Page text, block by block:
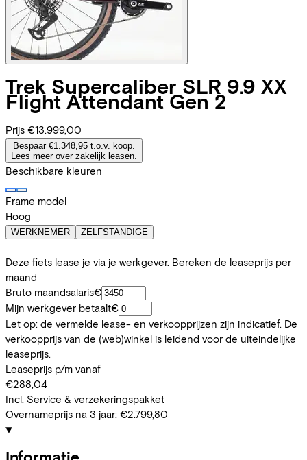
Trek Supercaliber SLR 9.9 XX
Flight Attendant Gen 2
Prijs €13.999,00
Bespaar €1.348,95 t.o.v. koop.
Lees meer over zakelijk leasen.
Beschikbare kleuren
Frame model
Hoog
WERKNEMER ZELFSTANDIGE
Deze fiets lease je via je werkgever. Bereken de leaseprijs per
maand
Bruto maandsalaris€
Mijn werkgever betaalt€
Let op: de vermelde lease- en verkoopprijzen zijn indicatief. De
verkoopprijs van de (web)winkel is leidend voor de uiteindelijke
leaseprijs.
Leaseprijs p/m vanaf
€288,04
Incl. Service & verzekeringspakket
Overnameprijs na 3 jaar: €2.799,80